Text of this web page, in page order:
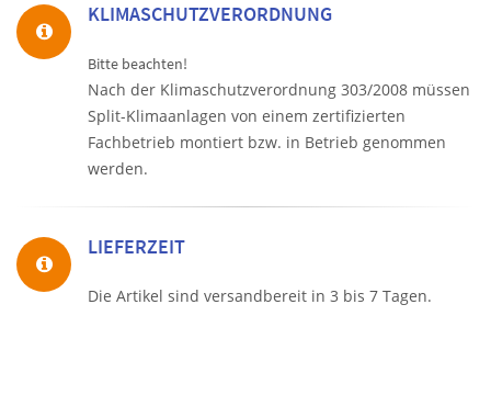
KLIMASCHUTZVERORDNUNG
Bitte beachten!
Nach der Klimaschutzverordnung 303/2008 müssen
Split-Klimaanlagen von einem zertifizierten
Fachbetrieb montiert bzw. in Betrieb genommen
werden.
LIEFERZEIT
Die Artikel sind versandbereit in 3 bis 7 Tagen.